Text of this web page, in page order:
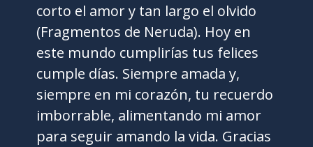
corto el amor y tan largo el olvido
(Fragmentos de Neruda). Hoy en
este mundo cumplirías tus felices
cumple días. Siempre amada y,
siempre en mi corazón, tu recuerdo
imborrable, alimentando mi amor
para seguir amando la vida. Gracias